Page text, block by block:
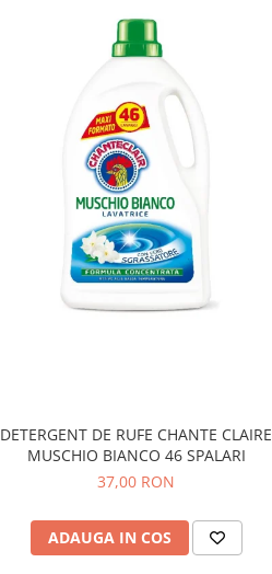
DETERGENT DE RUFE CHANTE CLAIRE
MUSCHIO BIANCO 46 SPALARI
37,00 RON
ADAUGA IN COS